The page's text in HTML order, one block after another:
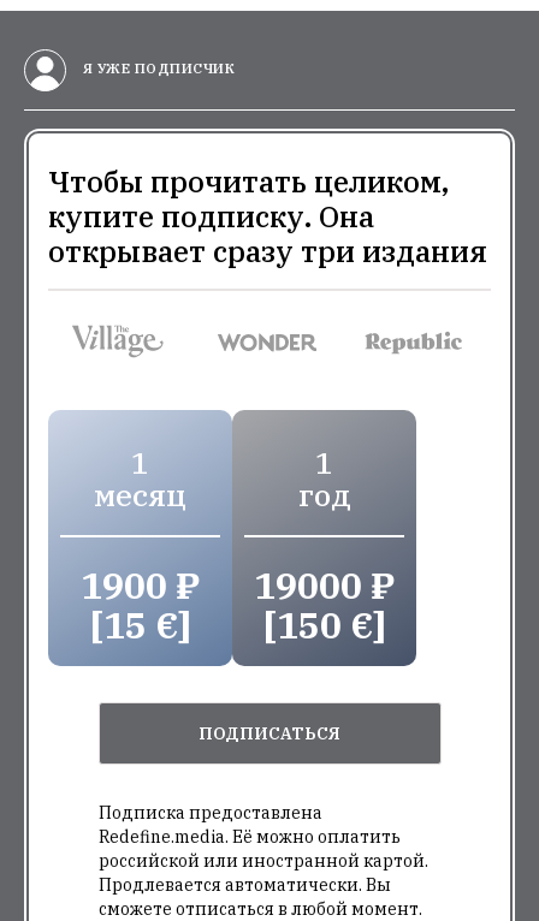
Я УЖЕ ПОДПИСЧИК
Чтобы прочитать целиком,
купите подписку. Она
открывает сразу три издания
1
месяц
1900 ₽
[15 €]
1
год
19000 ₽
[150 €]
ПОДПИСАТЬСЯ
Подписка предоставлена
Redefine.media. Её можно оплатить
российской или иностранной картой.
Продлевается автоматически. Вы
сможете отписаться в любой момент.